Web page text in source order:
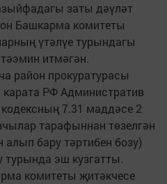
заты дәүләт
Башкарма комитеты
үтәлүе турындагы
итмәгән.
район прокуратурасы
РФ Административ
7.31 маддәсе 2
тарафыннан төзелгән
бару тәртибен бозу)
турында эш кузгатты.
комитеты җитәкчесе